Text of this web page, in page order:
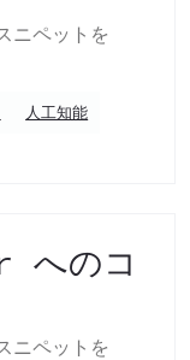
ニペットを
人工知能
のコ
ニペットを